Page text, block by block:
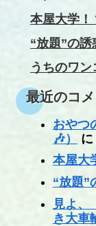
本屋大学！
“放題”の誘
うちのワン
最近のコ
おやつ
🎶）
に
本屋大
“放題”
見よ、
き大車